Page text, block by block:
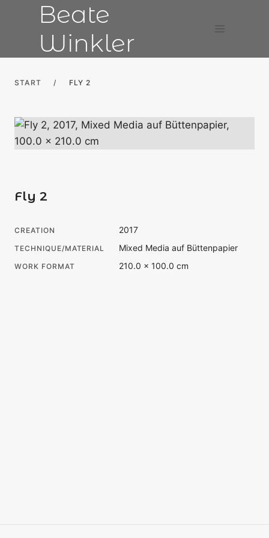
Beate
Winkler
START / FLY 2
Fly 2
CREATION 2017
TECHNIQUE/MATERIAL Mixed Media auf Büttenpapier
WORK FORMAT 210.0 × 100.0 cm